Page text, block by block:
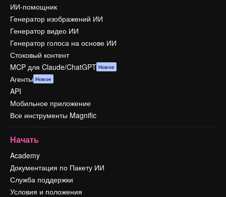
ИИ-помощник
Генератор изображений ИИ
Генератор видео ИИ
Генератор голоса на основе ИИ
Стоковый контент
MCP для Claude/ChatGPT Новое
Агенты Новое
API
Мобильное приложение
Все инструменты Magnific
Начать
Academy
Документация по Пакету ИИ
Служба поддержки
Условия и положения